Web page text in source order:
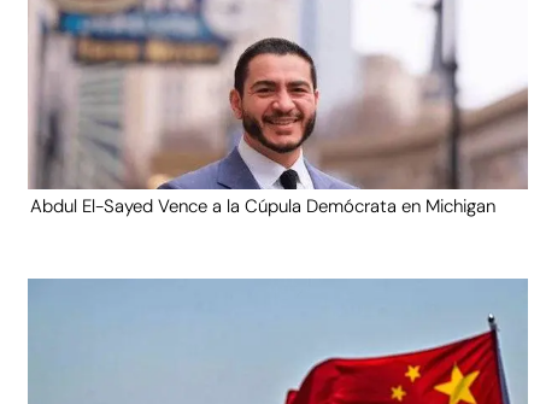
Abdul El-Sayed Vence a la Cúpula Demócrata en Michigan